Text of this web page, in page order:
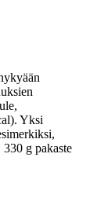
Yksi
g pakaste